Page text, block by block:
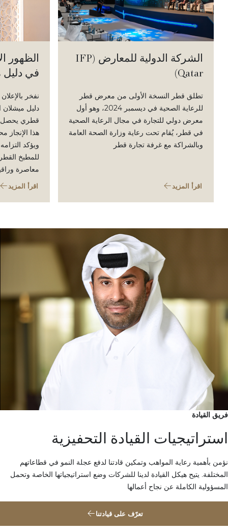
الشركة الدولية للمعارض (IFP
Qatar)
تطلق قطر النسخة الأولى من معرض قطر
للرعاية الصحية في ديسمبر 2024، وهو أول
معرض دولي للتجارة في مجال الرعاية الصحية
في قطر، يُقام تحت رعاية وزارة الصحة العامة
وبالشراكة مع غرفة تجارة قطر
اقرأ المزيد
الظهور
في دليل
نفخر
دليل
قطري يحصل
هذا
ويؤكد
للمطبخ
معاصرة
اقرأ المزيد
فريق القيادة
استراتيجيات القيادة التحفيزية
نؤمن بأهمية رعاية المواهب وتمكين قادتنا لدفع عجلة النمو في قطاعاتهم
المختلفة. يتيح هيكل القيادة لدينا للشركات وضع استراتيجياتها الخاصة وتحمل
المسؤولية الكاملة عن نجاح أعمالها
تعرّف على قيادتنا